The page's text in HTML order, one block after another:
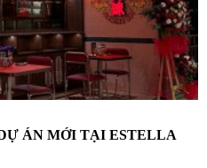
ÁN MỚI TẠI ESTELLA